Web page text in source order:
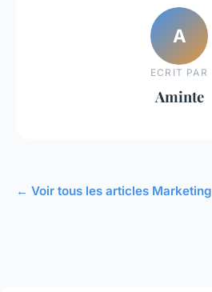
A
ECRIT PAR
Aminte
← Voir tous les articles Marketing